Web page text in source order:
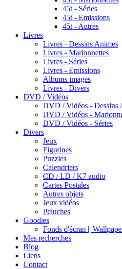
45t - Séries
45t - Emissions
45t - Autres
Livres
Livres - Dessins Animes
Livres - Marionnettes
Livres - Séries
Livres - Emissions
Albums images
Livres - Divers
DVD / Vidéos
DVD / Vidéos - Dessins
DVD / Vidéos -
DVD / Vidéos - Séries
Divers
Jeux
Figurines
Puzzles
Calendriers
CD / LD / K7 audio
Cartes Postales
Autres objets
Jeux vidéos
Peluches
Goodies
Fonds d'écran ||
Mes recherches
Blog
Liens
Contact